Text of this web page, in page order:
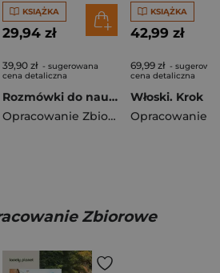
KSIĄŻKA
29,94 zł
39,90 zł - sugerowana
cena detaliczna
Rozmówki do nauki polsko-niemieckie
Opracowanie Zbiorowe
KSIĄŻKA
42,99 zł
69,99 zł -
cena detaliczna
Zbiorowe